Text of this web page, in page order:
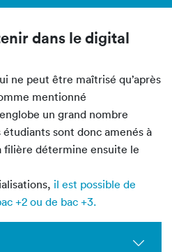
dans le digital
ne peut être maîtrisé qu’après
mentionné
un grand nombre
sont donc amenés à
filière détermine ensuite le
il est possible de
+2 ou de bac +3.